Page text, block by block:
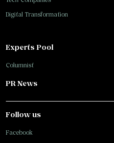
Digital Transformation
Experts Pool
Columnist
PR News
Follow us
Facebook